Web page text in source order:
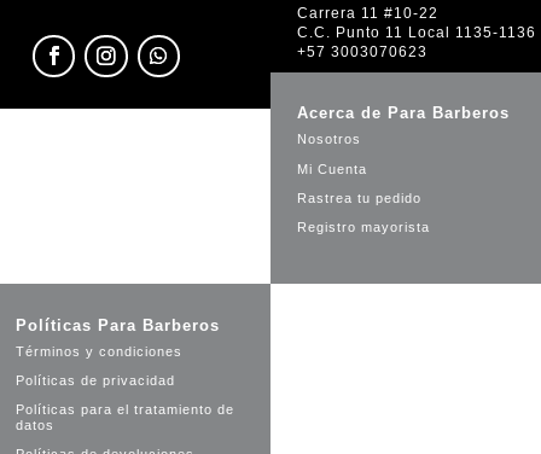
Carrera 11 #10-22
C.C. Punto 11 Local 1135-1136
+57 3003070623
Acerca de Para Barberos
Nosotros
Mi Cuenta
Rastrea tu pedido
Registro mayorista
Políticas Para Barberos
Términos y condiciones
Políticas de privacidad
Políticas para el tratamiento de
datos